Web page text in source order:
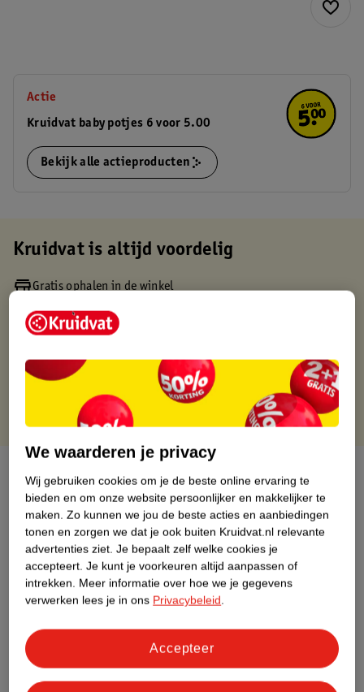
Actie
Kruidvat baby potjes 6 voor 5.00
Bekijk alle actieproducten
Kruidvat is altijd voordelig
Gratis ophalen in de winkel
Gratis thuisbezorgd vanaf 50.00
Gratis punten met je Kruidvat kaart
Over dit product
Productinformatie
Etiketinformatie
Nature Impact Score
Dit product heeft (nog) geen Nature
Impact Score.
We waarderen je privacy
Wij gebruiken cookies om je de beste online ervaring te
bieden en om onze website persoonlijker en makkelijker te
maken. Zo kunnen we jou de beste acties en aanbiedingen
tonen en zorgen we dat je ook buiten Kruidvat.nl relevante
advertenties ziet. Je bepaalt zelf welke cookies je
accepteert. Je kunt je voorkeuren altijd aanpassen of
intrekken. Meer informatie over hoe we je gegevens
verwerken lees je in ons Privacybeleid.
Accepteer